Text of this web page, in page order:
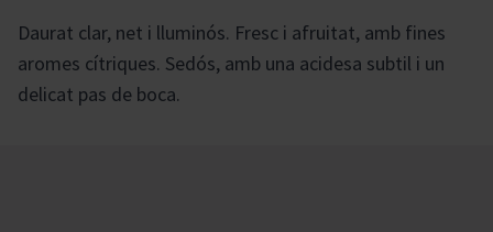
Daurat clar, net i lluminós. Fresc i afruitat, amb fines
aromes cítriques. Sedós, amb una acidesa subtil i un
delicat pas de boca.